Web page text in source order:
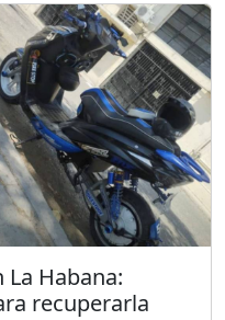
Habana:
recuperarla